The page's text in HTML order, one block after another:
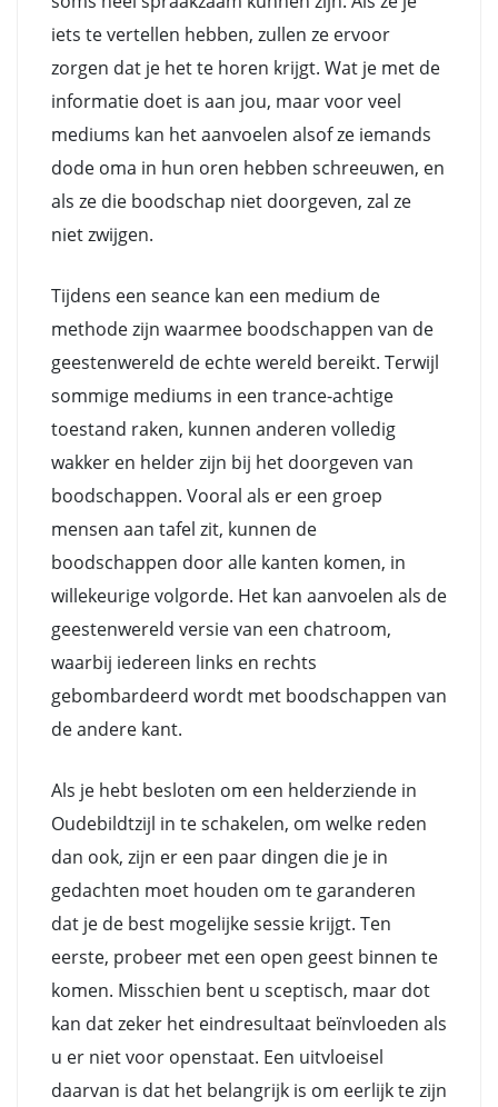
iets te vertellen hebben, zullen ze ervoor
zorgen dat je het te horen krijgt. Wat je met de
informatie doet is aan jou, maar voor veel
mediums kan het aanvoelen alsof ze iemands
dode oma in hun oren hebben schreeuwen, en
als ze die boodschap niet doorgeven, zal ze
niet zwijgen.
Tijdens een seance kan een medium de
methode zijn waarmee boodschappen van de
geestenwereld de echte wereld bereikt. Terwijl
sommige mediums in een trance-achtige
toestand raken, kunnen anderen volledig
wakker en helder zijn bij het doorgeven van
boodschappen. Vooral als er een groep
mensen aan tafel zit, kunnen de
boodschappen door alle kanten komen, in
willekeurige volgorde. Het kan aanvoelen als de
geestenwereld versie van een chatroom,
waarbij iedereen links en rechts
gebombardeerd wordt met boodschappen van
de andere kant.
Als je hebt besloten om een helderziende in
Oudebildtzijl in te schakelen, om welke reden
dan ook, zijn er een paar dingen die je in
gedachten moet houden om te garanderen
dat je de best mogelijke sessie krijgt. Ten
eerste, probeer met een open geest binnen te
komen. Misschien bent u sceptisch, maar dot
kan dat zeker het eindresultaat beïnvloeden als
u er niet voor openstaat. Een uitvloeisel
daarvan is dat het belangrijk is om eerlijk te zijn